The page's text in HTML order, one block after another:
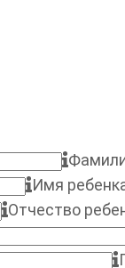
Имя
Отчество